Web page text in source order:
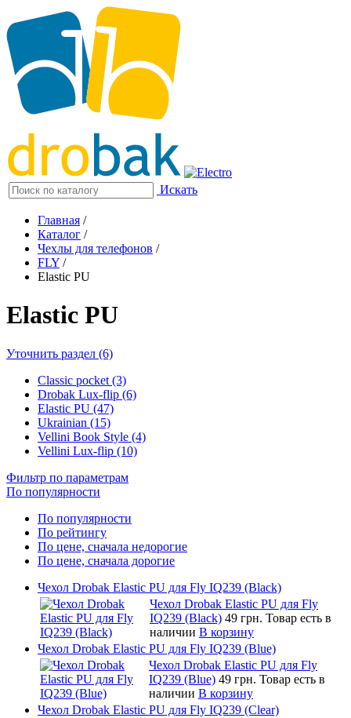
Искать
Главная /
Каталог /
Чехлы для телефонов /
FLY /
Elastic PU
Elastic PU
Уточнить раздел (6)
Classic pocket (3)
Drobak Lux-flip (6)
Elastic PU (47)
Ukrainian (15)
Vellini Book Style (4)
Vellini Lux-flip (10)
Фильтр по параметрам
По популярности
По популярности
По рейтингу
По цене, сначала недорогие
По цене, сначала дорогие
Чехол Drobak Elastic PU для Fly IQ239 (Black)
Чехол Drobak Elastic PU для Fly
IQ239 (Black) 49 грн. Товар есть в
наличии В корзину
Чехол Drobak Elastic PU для Fly IQ239 (Blue)
Чехол Drobak Elastic PU для Fly
IQ239 (Blue) 49 грн. Товар есть в
наличии В корзину
Чехол Drobak Elastic PU для Fly IQ239 (Clear)